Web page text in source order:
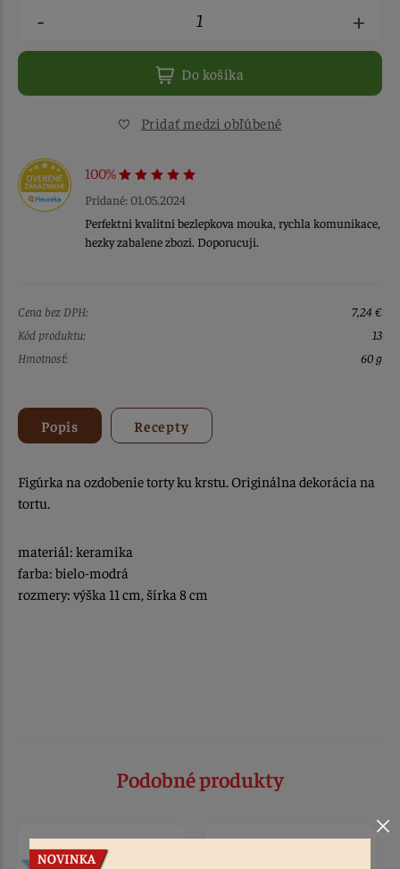
- +
Do košíka
Pridať medzi obľúbené
100%
Pridané: 01.05.2024
Perfektni kvalitni bezlepkova mouka, rychla komunikace,
hezky zabalene zbozi. Doporucuji.
Cena bez DPH:
7,24 €
Kód produktu:
13
Hmotnosť:
60 g
Popis Recepty
Figúrka na ozdobenie torty ku krstu. Originálna dekorácia na
tortu.
materiál: keramika
farba: bielo-modrá
rozmery: výška 11 cm, šírka 8 cm
Podobné produkty